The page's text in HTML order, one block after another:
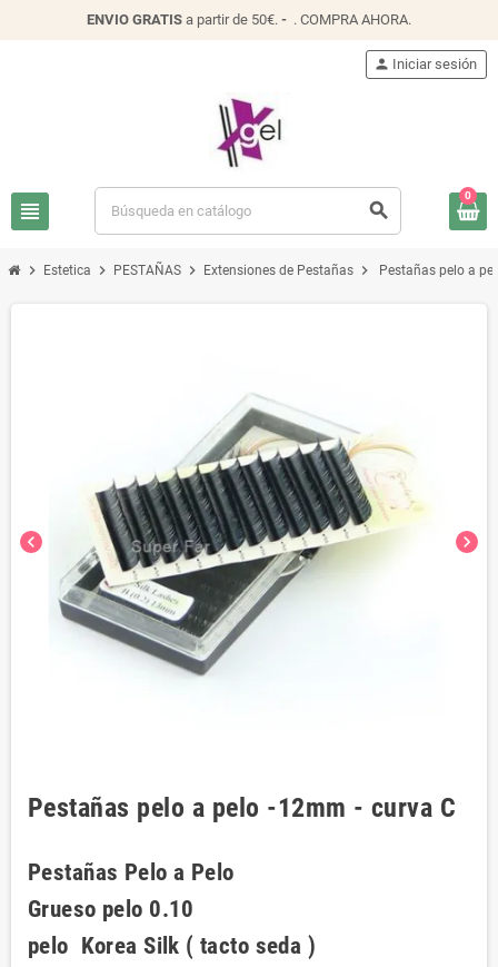
ENVIO GRATIS a partir de 50€. - . COMPRA AHORA.
view_headline search
person Iniciar sesión
0
chevron_right Estetica chevron_right PESTAÑAS chevron_right Extensiones de Pestañas chevron_right Pestañas pelo a
chevron_left chevron_right
Pestañas pelo a pelo -12mm - curva C
Pestañas Pelo a Pelo
Grueso pelo 0.10
pelo Korea Silk ( tacto seda )